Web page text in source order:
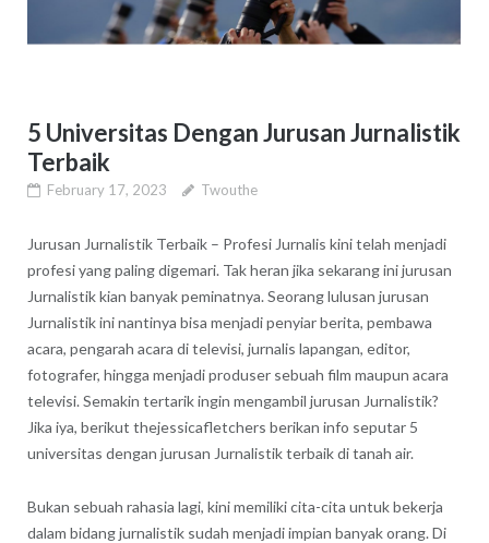
5 Universitas Dengan Jurusan Jurnalistik
Terbaik
February 17, 2023 Twouthe
Jurusan Jurnalistik Terbaik – Profesi Jurnalis kini telah menjadi
profesi yang paling digemari. Tak heran jika sekarang ini jurusan
Jurnalistik kian banyak peminatnya. Seorang lulusan jurusan
Jurnalistik ini nantinya bisa menjadi penyiar berita, pembawa
acara, pengarah acara di televisi, jurnalis lapangan, editor,
fotografer, hingga menjadi produser sebuah film maupun acara
televisi. Semakin tertarik ingin mengambil jurusan Jurnalistik?
Jika iya, berikut thejessicafletchers berikan info seputar 5
universitas dengan jurusan Jurnalistik terbaik di tanah air.
Bukan sebuah rahasia lagi, kini memiliki cita-cita untuk bekerja
dalam bidang jurnalistik sudah menjadi impian banyak orang. Di